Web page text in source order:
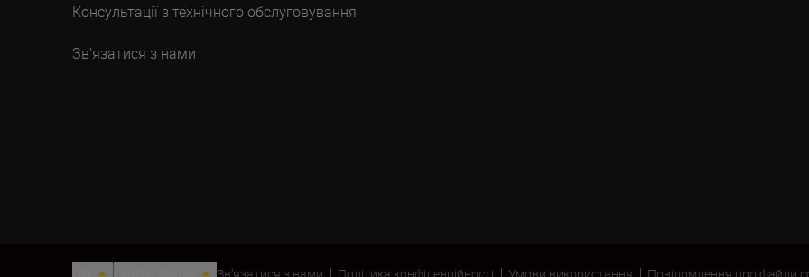
Консультації з технічного обслуговування
Зв’язатися з нами
Зв’язатися з нами Політика конфіденційності Умови використання Повідомлення про файли